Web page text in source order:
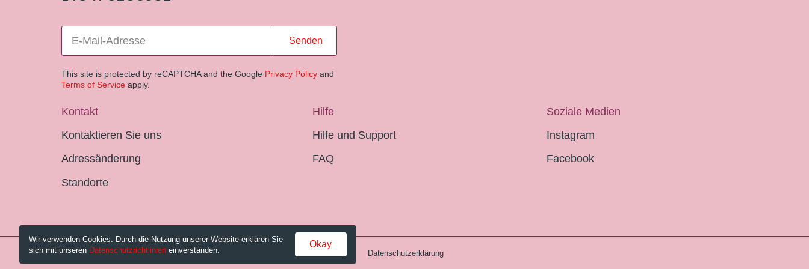
Senden
This site is protected by reCAPTCHA and the Google Privacy Policy and
Terms of Service apply.
Kontakt
Kontaktieren Sie uns
Adressänderung
Standorte
Hilfe
Hilfe und Support
FAQ
Soziale Medien
Instagram
Facebook
© 2026 Pestalozzi-Bibliothek Zürich. Impressum Gebühren und AGB Datenschutzerklärung
Wir verwenden Cookies. Durch die Nutzung unserer Website erklären Sie
sich mit unseren Datenschutzrichtlinien einverstanden.
Okay